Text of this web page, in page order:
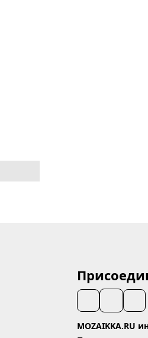
MOZAIKKA.RU